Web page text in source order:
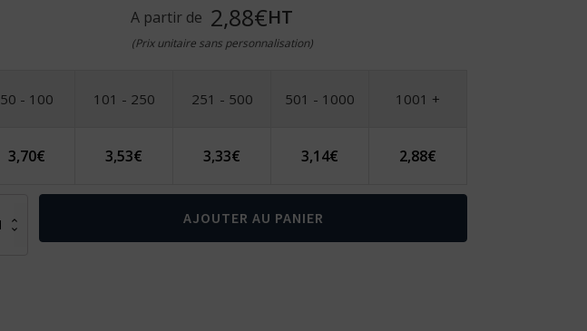
A partir de 2,88€HT
(Prix unitaire sans personnalisation)
50 - 100 101 - 250 251 - 500 501 - 1000 1001 +
3,70€ 3,53€ 3,33€ 3,14€ 2,88€
AJOUTER AU PANIER